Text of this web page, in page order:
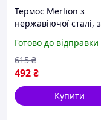
Термос Merlion з
нержавіючої сталі, з
ручкою для
об'єм 600 мл., синій
Готово до відправки
492₴
615 ₴
Купити